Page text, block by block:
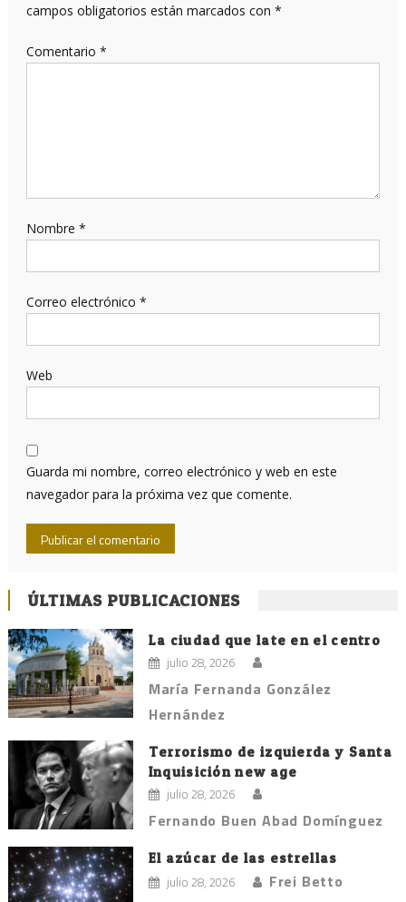
campos obligatorios están marcados con *
Comentario *
Nombre *
Correo electrónico *
Web
Guarda mi nombre, correo electrónico y web en este
navegador para la próxima vez que comente.
ÚLTIMAS PUBLICACIONES
La ciudad que late en el centro
julio 28, 2026
María Fernanda González
Hernández
Terrorismo de izquierda y Santa
Inquisición new age
julio 28, 2026
Fernando Buen Abad Domínguez
El azúcar de las estrellas
julio 28, 2026 Frei Betto